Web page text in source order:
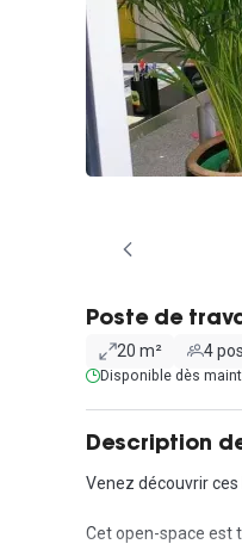
Poste de
20 m² 4
Disponible dès
Description
Venez découvrir
Cet open-space est